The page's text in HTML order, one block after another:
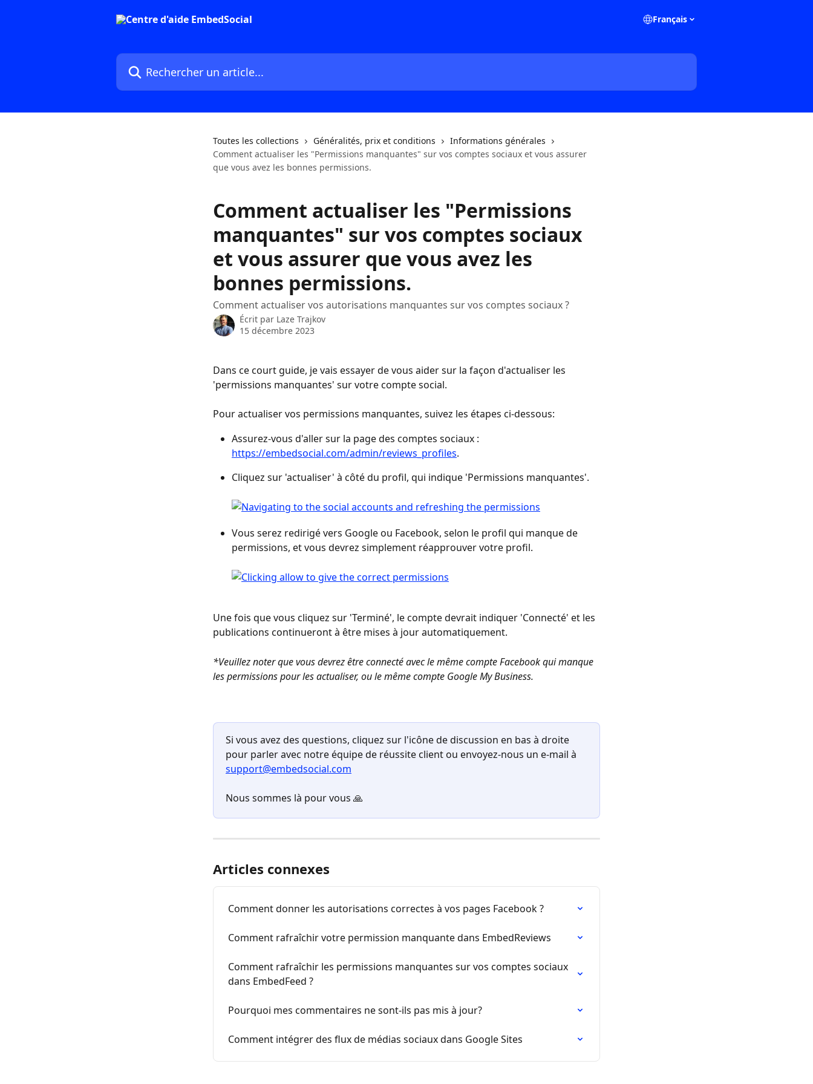
Français
Rechercher un article...
Toutes les collections Généralités, prix et conditions
Informations générales
Comment actualiser les "Permissions manquantes" sur vos comptes sociaux et vous assurer
que vous avez les bonnes permissions.
Comment actualiser les "Permissions
manquantes" sur vos comptes sociaux
et vous assurer que vous avez les
bonnes permissions.
Comment actualiser vos autorisations manquantes sur vos comptes sociaux ?
Écrit par Laze Trajkov
15 décembre 2023
Dans ce court guide, je vais essayer de vous aider sur la façon d'actualiser les
'permissions manquantes' sur votre compte social.
Pour actualiser vos permissions manquantes, suivez les étapes ci-dessous:
Assurez-vous d'aller sur la page des comptes sociaux :
https://embedsocial.com/admin/reviews_profiles.
Cliquez sur 'actualiser' à côté du profil, qui indique 'Permissions manquantes'.
Vous serez redirigé vers Google ou Facebook, selon le profil qui manque de
permissions, et vous devrez simplement réapprouver votre profil.
Une fois que vous cliquez sur 'Terminé', le compte devrait indiquer 'Connecté' et les
publications continueront à être mises à jour automatiquement.
*Veuillez noter que vous devrez être connecté avec le même compte Facebook qui manque
les permissions pour les actualiser, ou le même compte Google My Business.
Si vous avez des questions, cliquez sur l'icône de discussion en bas à droite
pour parler avec notre équipe de réussite client ou envoyez-nous un e-mail à
support@embedsocial.com
Nous sommes là pour vous 🙏
Articles connexes
Comment donner les autorisations correctes à vos pages Facebook ?
Comment rafraîchir votre permission manquante dans EmbedReviews
Comment rafraîchir les permissions manquantes sur vos comptes sociaux
dans EmbedFeed ?
Pourquoi mes commentaires ne sont-ils pas mis à jour?
Comment intégrer des flux de médias sociaux dans Google Sites